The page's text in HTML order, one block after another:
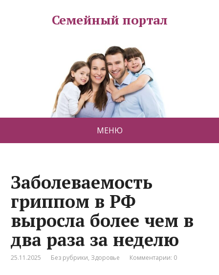
Семейный портал
МЕНЮ
Заболеваемость
гриппом в РФ
выросла более чем в
два раза за неделю
25.11.2025 Без рубрики, Здоровье Комментарии: 0